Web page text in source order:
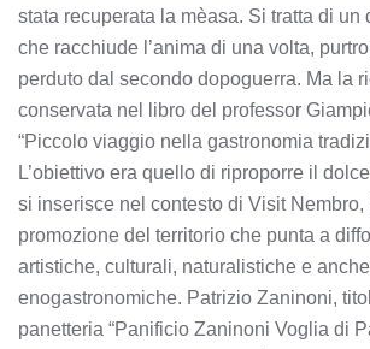
stata recuperata la mèasa. Si tratta di un
che racchiude l’anima di una volta,
perduto dal secondo dopoguerra. Ma la
conservata nel libro del professor
“Piccolo viaggio nella gastronomia
L’obiettivo era quello di riproporre il
si inserisce nel contesto di Visit Nembro,
promozione del territorio che punta a
artistiche, culturali, naturalistiche e anche
enogastronomiche. Patrizio Zaninoni,
panetteria “Panificio Zaninoni Voglia di